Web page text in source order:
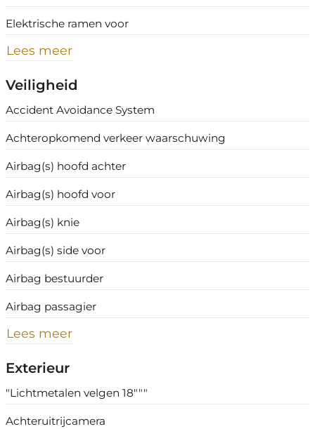
Elektrische ramen voor
Lees meer
Veiligheid
Accident Avoidance System
Achteropkomend verkeer waarschuwing
Airbag(s) hoofd achter
Airbag(s) hoofd voor
Airbag(s) knie
Airbag(s) side voor
Airbag bestuurder
Airbag passagier
Lees meer
Exterieur
"Lichtmetalen velgen 18"""
Achteruitrijcamera